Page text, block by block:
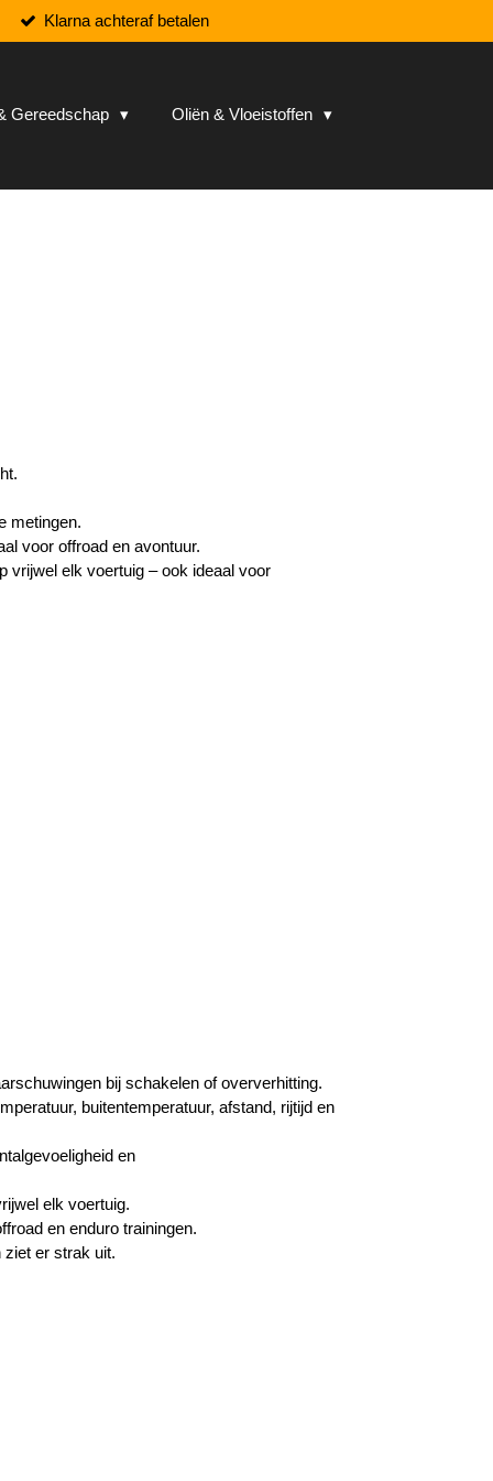
Klarna achteraf betalen
Gereedschap Oliën & Vloeistoffen
metingen.
voor offroad en avontuur.
vrijwel elk voertuig –ook ideaal voor
bij schakelen of oververhitting.
buitentemperatuur, afstand, rijtijd en
en
elk voertuig.
en enduro trainingen.
er strak uit.